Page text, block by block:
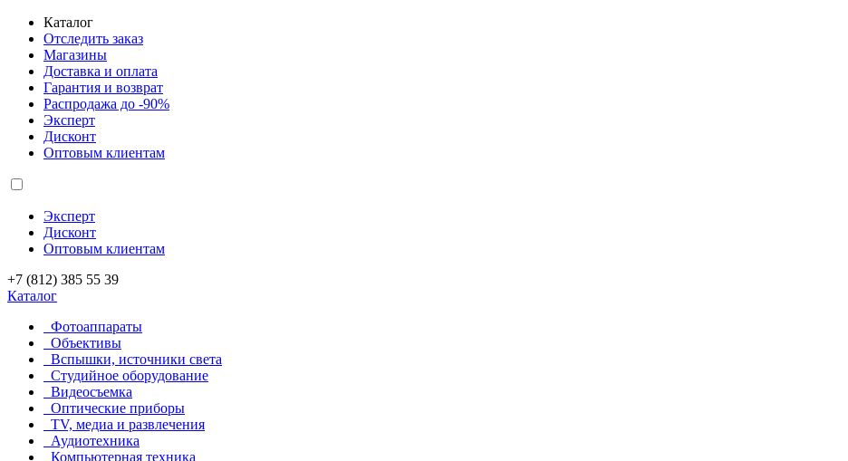
Каталог
Отследить заказ
Магазины
Доставка и оплата
Гарантия и возврат
Распродажа до -90%
Эксперт
Дисконт
Оптовым клиентам
Эксперт
Дисконт
Оптовым клиентам
+7 (812) 385 55 39
Каталог
Фотоаппараты
Объективы
Вспышки, источники света
Студийное оборудование
Видеосъемка
Оптические приборы
TV, медиа и развлечения
Аудиотехника
Компьютерная техника